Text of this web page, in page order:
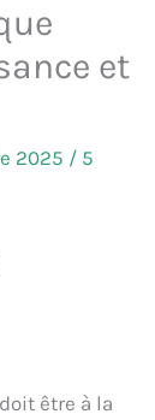
et
2025 / 5
être à la